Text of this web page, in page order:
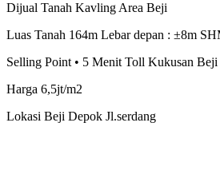
Dijual Tanah Kavling Area Beji
Luas Tanah 164m Lebar depan : ±8m
Selling Point • 5 Menit Toll Kukusan
Harga 6,5jt/m2
Lokasi Beji Depok Jl.serdang